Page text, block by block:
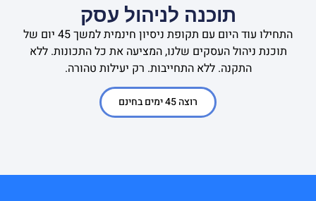
תוכנה לניהול עסק
התחילו עוד היום עם תקופת ניסיון חינמית למשך 45 יום של
תוכנת ניהול העסקים שלנו, המציעה את כל התכונות. ללא
התקנה. ללא התחייבות. רק יעילות טהורה.
רוצה 45 ימים בחינם